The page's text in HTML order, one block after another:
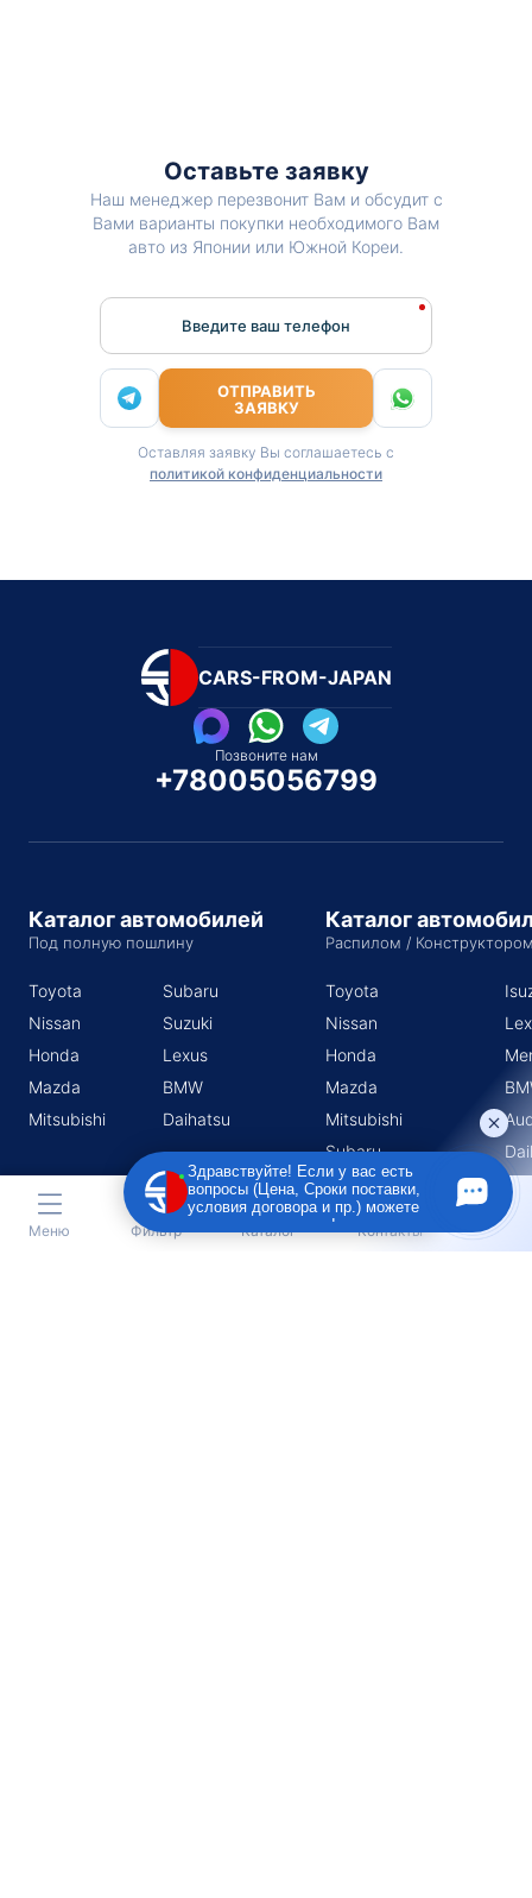
Оставьте заявку
Наш менеджер перезвонит Вам и обсудит с
Вами варианты покупки необходимого Вам
авто из Японии или Южной Кореи.
Введите ваш телефон
ОТПРАВИТЬ
ЗАЯВКУ
Оставляя заявку Вы соглашаетесь с
политикой конфиденциальности
CARS-FROM-JAPAN
Позвоните нам
+78005056799
Каталог автомобилей
Под полную пошлину
Toyota
Nissan
Honda
Mazda
Mitsubishi
Subaru
Suzuki
Lexus
BMW
Daihatsu
Каталог
Распилом /
Toyota
Nissan
Honda
Mazda
Mitsubishi
Subaru
Suzuki
Меню Фильтр Каталог Контакты
Здравствуйте! Если у вас есть
вопросы (Цена, Сроки поставки,
условия договора и пр.) можете
задать их мне в чат!